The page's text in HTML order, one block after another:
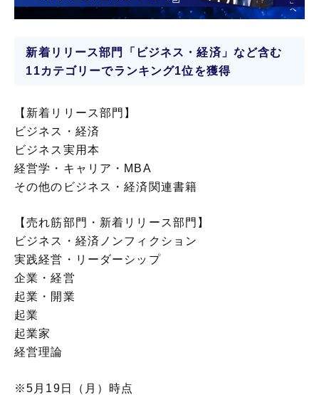
新着リリース部門「ビジネス・経済」など含む
11カテゴリーでランキング1位を獲得
【新着リリース部門】
ビジネス・経済
ビジネス実用本
経営学・キャリア・MBA
その他のビジネス・経済関連書籍
【売れ筋部門・新着リリース部門】
ビジネス・経済ノンフィクション
実践経営・リーダーシップ
企業・経営
起業・開業
起業
起業家
経営理論
※5月19日（月）時点